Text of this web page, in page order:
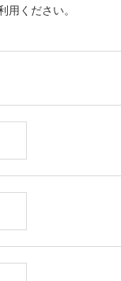
用ください。